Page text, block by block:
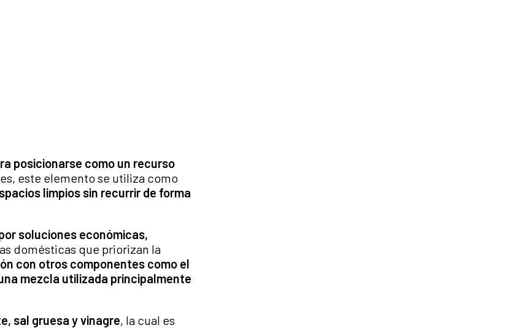
posicionarse como un recurso
este elemento se utiliza como
limpios sin recurrir de forma
soluciones económicas,
domésticas que priorizan la
con otros componentes como el
mezcla utilizada principalmente
sal gruesa y vinagre, la cual es